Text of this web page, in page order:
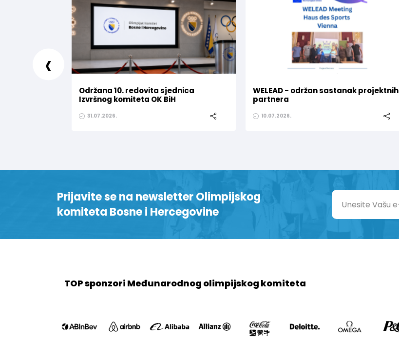
Održana 10. redovita sjednica
Izvršnog komiteta OK BiH
31.07.2026.
WELEAD - održan sastanak projektnih
partnera
10.07.2026.
‹
Prijavite se na newsletter Olimpijskog
komiteta Bosne i Hercegovine
TOP sponzori Međunarodnog olimpijskog komiteta